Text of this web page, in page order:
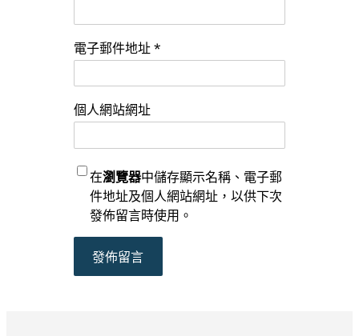
電子郵件地址 *
個人網站網址
在瀏覽器中儲存顯示名稱、電子郵
件地址及個人網站網址，以供下次
發佈留言時使用。